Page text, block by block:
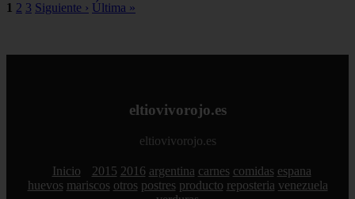
1 2 3 Siguiente › Última »
eltiovivorojo.es
eltiovivorojo.es
Inicio 2015 2016 argentina carnes comidas espana
huevos mariscos otros postres producto reposteria venezuela